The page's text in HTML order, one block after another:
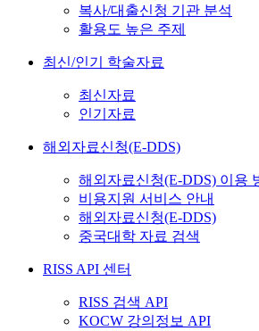
복사/대출신청 기관 분석
활용도 높은 주제
최신/인기 학술자료
최신자료
인기자료
해외자료신청(E-DDS)
해외자료신청(E-DDS) 이용
비용지원 서비스 안내
해외자료신청(E-DDS)
중국대학 자료 검색
RISS API 센터
RISS 검색 API
KOCW 강의정보 API